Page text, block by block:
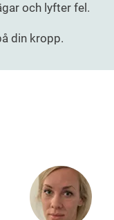
och lyfter fel.
din kropp.